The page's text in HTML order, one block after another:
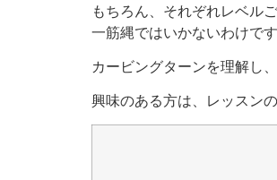
もちろん、それぞれレベル
一筋縄ではいかないわけです
カービングターンを理解し
興味のある方は、レッスン